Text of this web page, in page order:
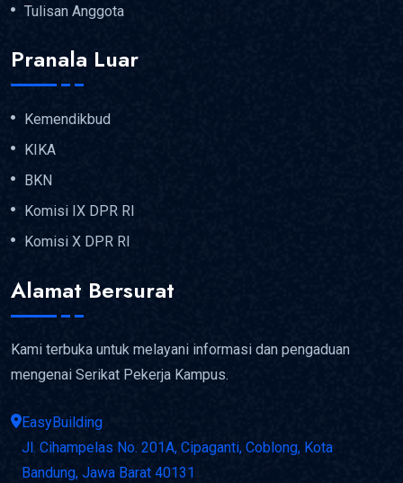
Tulisan Anggota
Pranala Luar
Kemendikbud
KIKA
BKN
Komisi IX DPR RI
Komisi X DPR RI
Alamat Bersurat
Kami terbuka untuk melayani informasi dan pengaduan
mengenai Serikat Pekerja Kampus.
EasyBuilding
Jl. Cihampelas No. 201A, Cipaganti, Coblong, Kota
Bandung, Jawa Barat 40131